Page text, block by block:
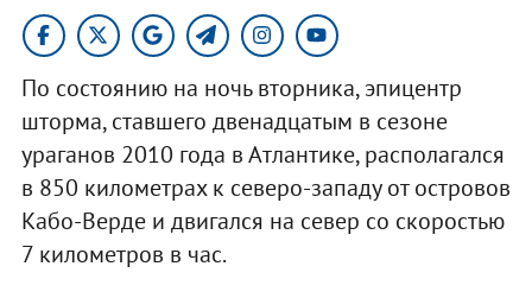
По состоянию на ночь вторника, эпицентр
шторма, ставшего двенадцатым в сезоне
ураганов 2010 года в Атлантике, располагался
в 850 километрах к северо-западу от островов
Кабо-Верде и двигался на север со скоростью
7 километров в час.